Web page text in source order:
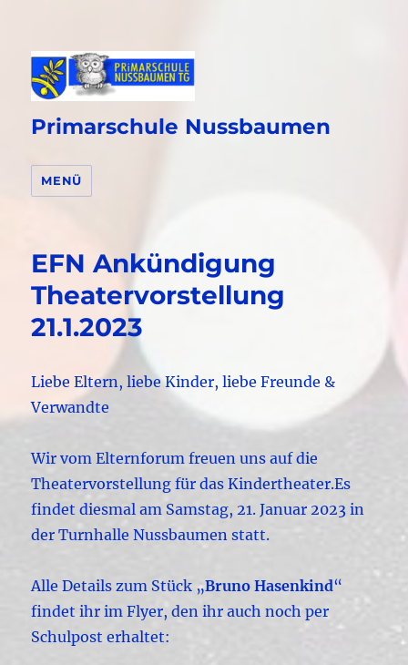
Primarschule Nussbaumen
MENÜ
EFN Ankündigung
Theatervorstellung
21.1.2023
Liebe Eltern, liebe Kinder, liebe Freunde &
Verwandte
Wir vom Elternforum freuen uns auf die
Theatervorstellung für das Kindertheater.Es
findet diesmal am Samstag, 21. Januar 2023 in
der Turnhalle Nussbaumen statt.
Alle Details zum Stück „Bruno Hasenkind“
findet ihr im Flyer, den ihr auch noch per
Schulpost erhaltet: